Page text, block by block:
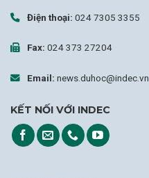
Điện thoại: 024 7305 3355
Fax: 024 373 27204
Email: news.duhoc@indec.vn
KẾT NỐI VỚI INDEC